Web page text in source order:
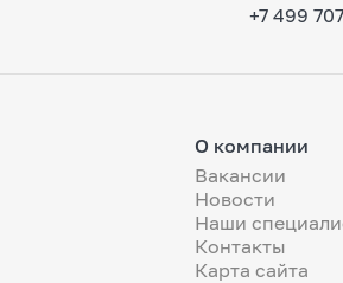
+7 499
О компании
Вакансии
Новости
Наши
Контакты
Карта сайта